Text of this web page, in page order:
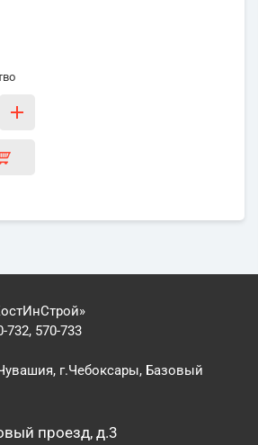
732, 570-733
г.Чебоксары, Базовый
проезд, д.3